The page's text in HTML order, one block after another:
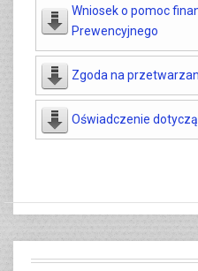
Wniosek o pomoc
Prewencyjnego
Zgoda na
Oświadczenie